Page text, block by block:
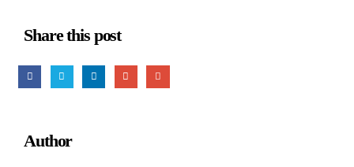
Share this post
Author